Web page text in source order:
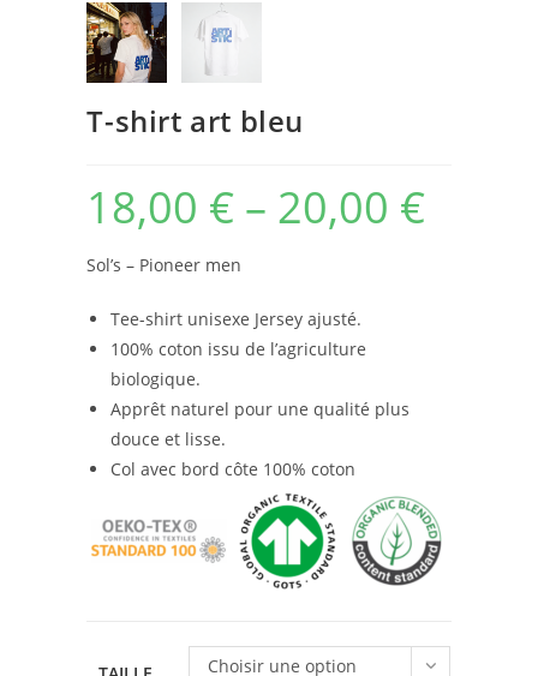
T-shirt art bleu
18,00 € – 20,00 €
Sol’s – Pioneer men
Tee-shirt unisexe Jersey ajusté.
100% coton issu de l’agriculture
biologique.
Apprêt naturel pour une qualité plus
douce et lisse.
Col avec bord côte 100% coton
Choisir une option